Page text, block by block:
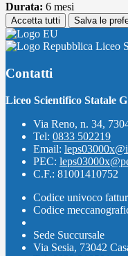
Durata: 6 mesi
Accetta tutti Salva le
Liceo
Contatti
Liceo Scientifico Statale
Via Reno, n. 34,
Tel: 0833 502219
Email:
PEC:
C.F.: 81001410752
Codice univoco
Codice
Sede Succursale
Via Sesia, 73042